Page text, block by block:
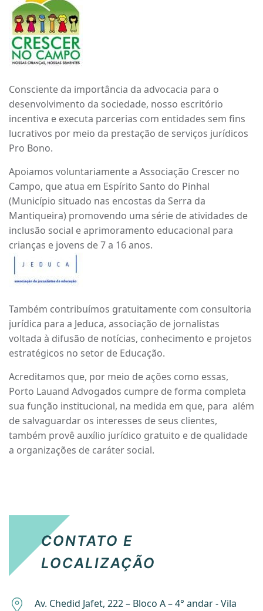
Consciente da importância da advocacia para o
desenvolvimento da sociedade, nosso escritório
incentiva e executa parcerias com entidades sem fins
lucrativos por meio da prestação de serviços jurídicos
Pro Bono.
Apoiamos voluntariamente a Associação Crescer no
Campo, que atua em Espírito Santo do Pinhal
(Município situado nas encostas da Serra da
Mantiqueira) promovendo uma série de atividades de
inclusão social e aprimoramento educacional para
crianças e jovens de 7 a 16 anos.
Também contribuímos gratuitamente com consultoria
jurídica para a Jeduca, associação de jornalistas
voltada à difusão de notícias, conhecimento e projetos
estratégicos no setor de Educação.
Acreditamos que, por meio de ações como essas,
Porto Lauand Advogados cumpre de forma completa
sua função institucional, na medida em que, para além
de salvaguardar os interesses de seus clientes,
também provê auxílio jurídico gratuito e de qualidade
a organizações de caráter social.
CONTATO E
LOCALIZAÇÃO
Av. Chedid Jafet, 222 – Bloco A – 4° andar - Vila